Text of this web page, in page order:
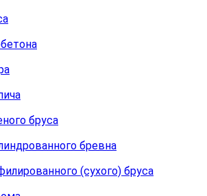
бруса
бревна
(сухого) бруса